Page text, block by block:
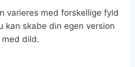
varieres med forskellige fyld
kan skabe din egen version
dild.